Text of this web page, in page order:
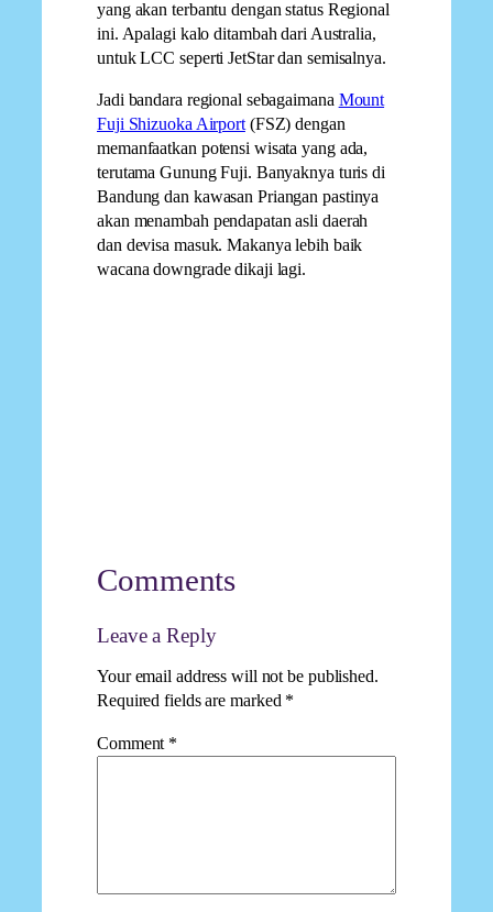
yang akan terbantu dengan status Regional
ini. Apalagi kalo ditambah dari Australia,
untuk LCC seperti JetStar dan semisalnya.
Jadi bandara regional sebagaimana Mount
Fuji Shizuoka Airport(FSZ) dengan
memanfaatkan potensi wisata yang ada,
terutama Gunung Fuji. Banyaknya turis di
Bandung dan kawasan Priangan pastinya
akan menambah pendapatan asli daerah
dan devisa masuk. Makanya lebih baik
wacana downgrade dikaji lagi.
Comments
Leave a Reply
Your email address will not be published.
Required fields are marked *
Comment *